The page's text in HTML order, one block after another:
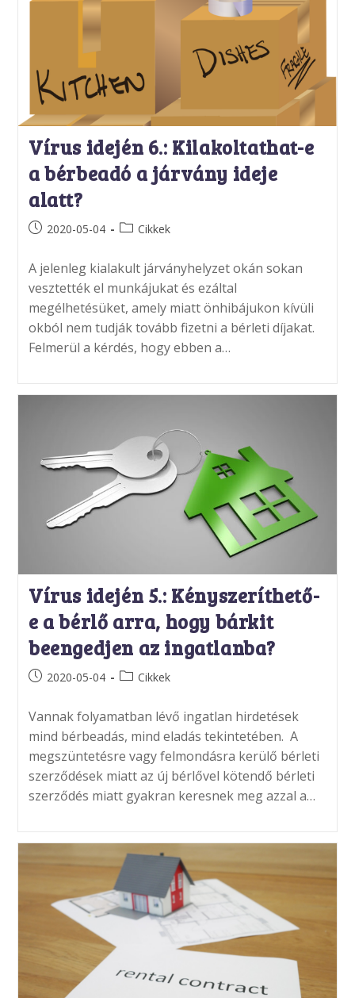
Vírus idején 6.: Kilakoltathat-e
a bérbeadó a járvány ideje
alatt?
Post2020-05-04
PostCikkek
A jelenleg kialakult járványhelyzet okán sokan
vesztették el munkájukat és ezáltal
megélhetésüket, amely miatt önhibájukon kívüli
okból nem tudják tovább fizetni a bérleti díjakat.
Felmerül a kérdés, hogy ebben a…
Vírus idején 5.: Kényszeríthető-
e a bérlő arra, hogy bárkit
beengedjen az ingatlanba?
Post2020-05-04
PostCikkek
Vannak folyamatban lévő ingatlan hirdetések
mind bérbeadás, mind eladás tekintetében. A
megszüntetésre vagy felmondásra kerülő bérleti
szerződések miatt az új bérlővel kötendő bérleti
szerződés miatt gyakran keresnek meg azzal a…